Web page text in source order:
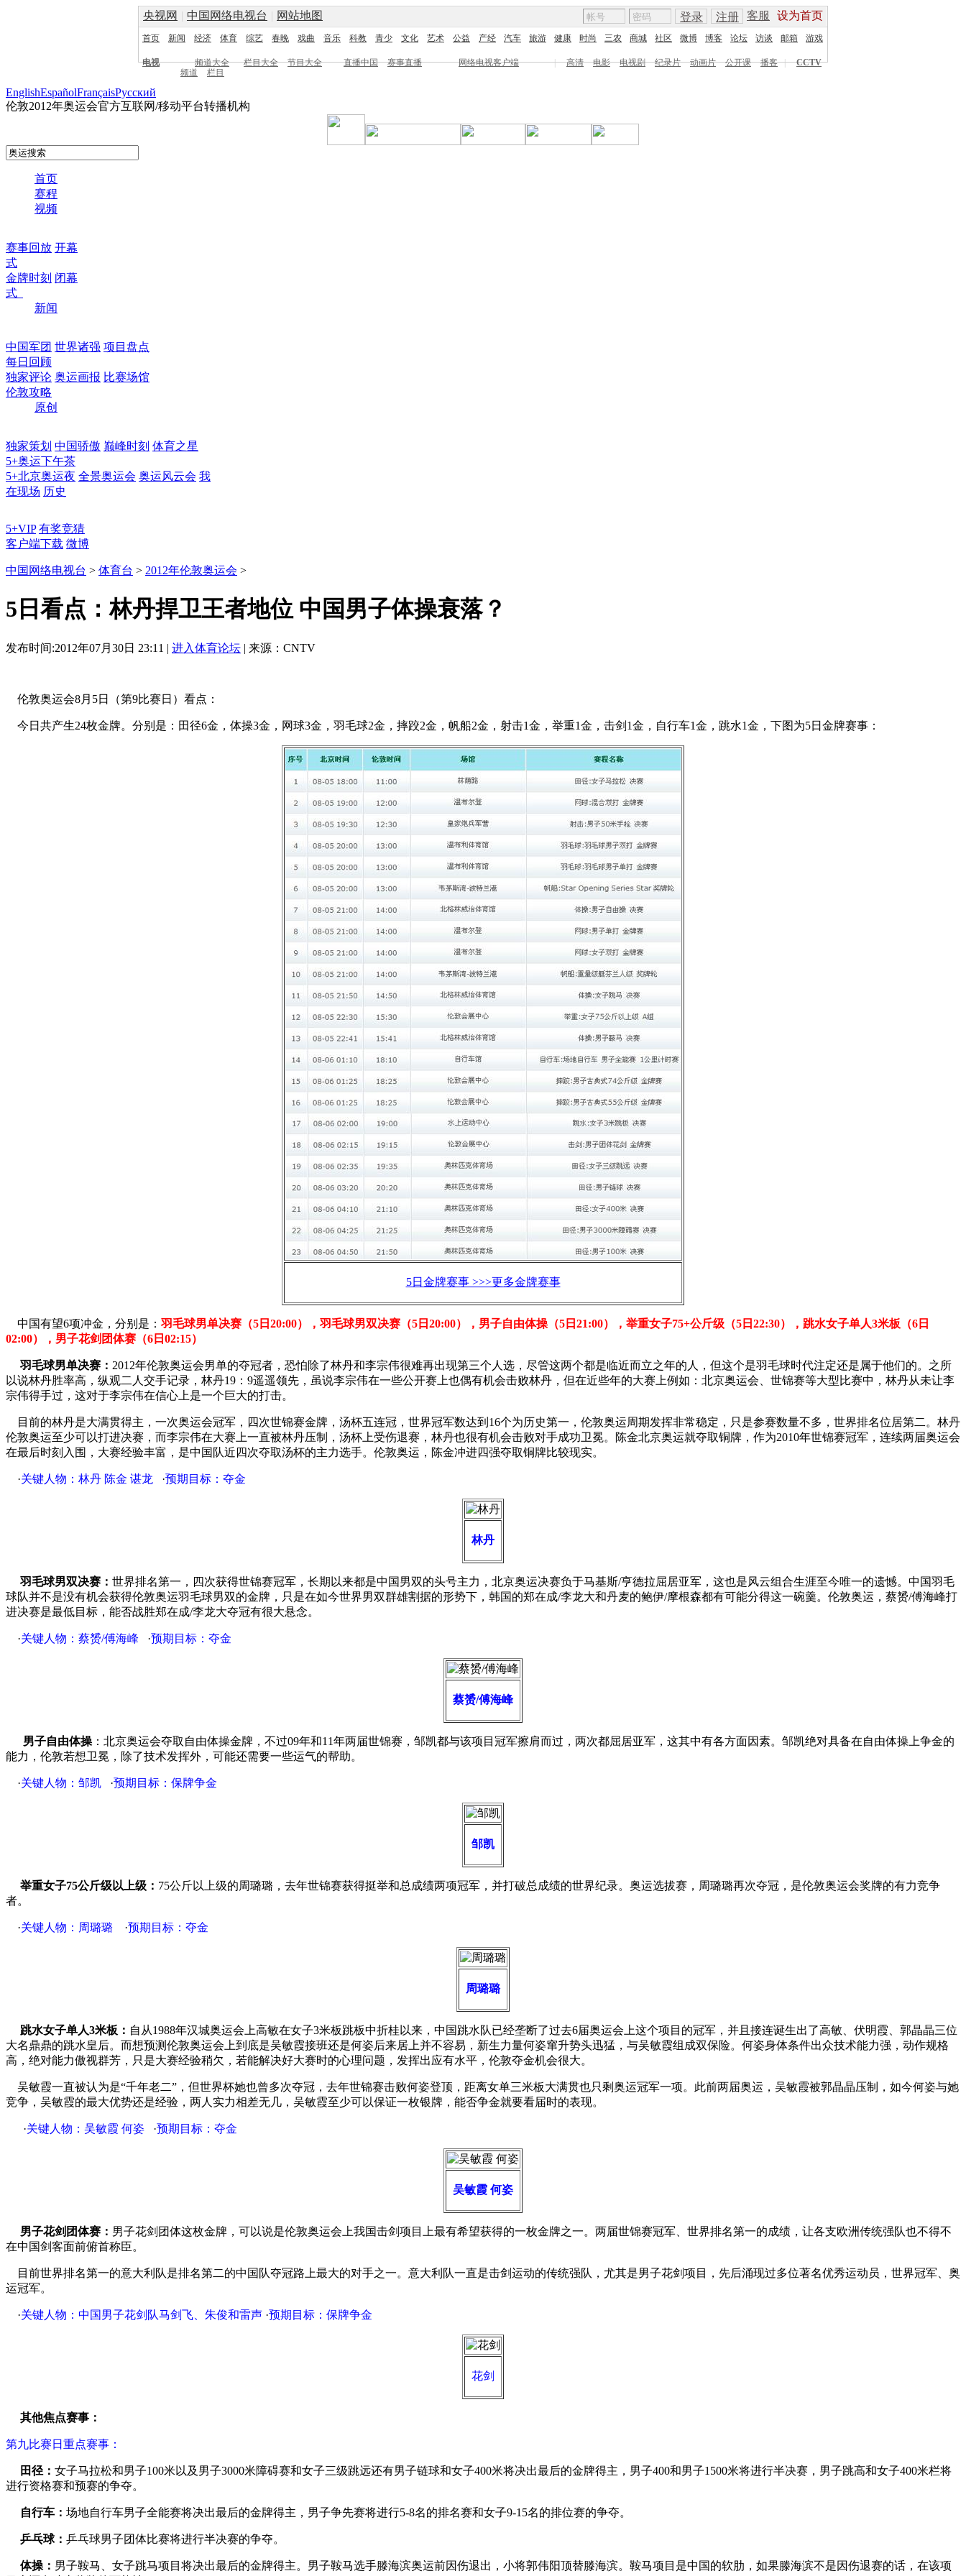
央视网 | 中国网络电视台 | 网站地图 客服 设为首页
登录 注册
首页 新闻 经济 体育 综艺 春晚 戏曲 音乐 科教 青少 文化 艺术 公益 产经 汽车 旅游 健康 时尚 三农 商城 社区 微博 博客 论坛 访谈 邮箱 游戏
电视 频道大全 栏目大全 节目大全 直播中国 赛事直播 网络电视客户端 | 高清 电影 电视剧 纪录片 动画片 公开课 播客 |
CCTV
频道
栏目
EnglishEspañolFrançaisPусский
伦敦2012年奥运会官方互联网/移动平台转播机构
首页
赛程
视频
赛事回放 开幕
式
金牌时刻 闭幕
式
新闻
中国军团 世界诸强 项目盘点
每日回顾
独家评论 奥运画报 比赛场馆
伦敦攻略
原创
独家策划 中国骄傲 巅峰时刻 体育之星
5+奥运下午茶
5+北京奥运夜 全景奥运会 奥运风云会 我
在现场 历史
5+VIP 有奖竞猜
客户端下载 微博
中国网络电视台 > 体育台 > 2012年伦敦奥运会 >
5日看点：林丹捍卫王者地位 中国男子体操衰落？
发布时间:2012年07月30日 23:11 | 进入体育论坛 | 来源：CNTV
伦敦奥运会8月5日（第9比赛日）看点：
今日共产生24枚金牌。分别是：田径6金，体操3金，网球3金，羽毛球2金，摔跤2金，帆船2金，射击1金，举重1金，击剑1金，自行车1金，跳水1金，下图为5日金牌赛事：
5日金牌赛事 >>>更多金牌赛事
中国有望6项冲金，分别是： 羽毛球男单决赛（5日20:00），羽毛球男双决赛（5日20:00），男子自由体操（5日21:00），举重女子75+公斤级（5日22:30），跳水女子单人3米板（6日
02:00），男子花剑团体赛（6日02:15）
羽毛球男单决赛： 2012年伦敦奥运会男单的夺冠者，恐怕除了林丹和李宗伟很难再出现第三个人选，尽管这两个都是临近而立之年的人，但这个是羽毛球时代注定还是属于他们的。之所
以说林丹胜率高，纵观二人交手记录，林丹19：9遥遥领先，虽说李宗伟在一些公开赛上也偶有机会击败林丹，但在近些年的大赛上例如：北京奥运会、世锦赛等大型比赛中，林丹从未让李
宗伟得手过，这对于李宗伟在信心上是一个巨大的打击。
目前的林丹是大满贯得主，一次奥运会冠军，四次世锦赛金牌，汤杯五连冠，世界冠军数达到16个为历史第一，伦敦奥运周期发挥非常稳定，只是参赛数量不多，世界排名位居第二。林丹
伦敦奥运至少可以打进决赛，而李宗伟在大赛上一直被林丹压制，汤杯上受伤退赛，林丹也很有机会击败对手成功卫冕。陈金北京奥运就夺取铜牌，作为2010年世锦赛冠军，连续两届奥运会
在最后时刻入围，大赛经验丰富，是中国队近四次夺取汤杯的主力选手。伦敦奥运，陈金冲进四强夺取铜牌比较现实。
·关键人物：林丹 陈金 谌龙 ·预期目标：夺金
林丹
羽毛球男双决赛： 世界排名第一，四次获得世锦赛冠军，长期以来都是中国男双的头号主力，北京奥运决赛负于马基斯/亨德拉屈居亚军，这也是风云组合生涯至今唯一的遗憾。中国羽毛
球队并不是没有机会获得伦敦奥运羽毛球男双的金牌，只是在如今世界男双群雄割据的形势下，韩国的郑在成/李龙大和丹麦的鲍伊/摩根森都有可能分得这一碗羹。伦敦奥运，蔡赟/傅海峰打
进决赛是最低目标，能否战胜郑在成/李龙大夺冠有很大悬念。
·关键人物：蔡赟/傅海峰 ·预期目标：夺金
蔡赟/傅海峰
男子自由体操 ：北京奥运会夺取自由体操金牌，不过09年和11年两届世锦赛，邹凯都与该项目冠军擦肩而过，两次都屈居亚军，这其中有各方面因素。邹凯绝对具备在自由体操上争金的
能力，伦敦若想卫冕，除了技术发挥外，可能还需要一些运气的帮助。
·关键人物：邹凯 ·预期目标：保牌争金
邹凯
举重女子75公斤级以上级： 75公斤以上级的周璐璐，去年世锦赛获得挺举和总成绩两项冠军，并打破总成绩的世界纪录。奥运选拔赛，周璐璐再次夺冠，是伦敦奥运会奖牌的有力竞争
者。
·关键人物：周璐璐 ·预期目标：夺金
周璐璐
跳水女子单人3米板： 自从1988年汉城奥运会上高敏在女子3米板跳板中折桂以来，中国跳水队已经垄断了过去6届奥运会上这个项目的冠军，并且接连诞生出了高敏、伏明霞、郭晶晶三位
大名鼎鼎的跳水皇后。而想预测伦敦奥运会上到底是吴敏霞接班还是何姿后来居上并不容易，新生力量何姿窜升势头迅猛，与吴敏霞组成双保险。何姿身体条件出众技术能力强，动作规格
高，绝对能力傲视群芳，只是大赛经验稍欠，若能解决好大赛时的心理问题，发挥出应有水平，伦敦夺金机会很大。
吴敏霞一直被认为是“千年老二”，但世界杯她也曾多次夺冠，去年世锦赛击败何姿登顶，距离女单三米板大满贯也只剩奥运冠军一项。此前两届奥运，吴敏霞被郭晶晶压制，如今何姿与她
竞争，吴敏霞的最大优势还是经验，两人实力相差无几，吴敏霞至少可以保证一枚银牌，能否争金就要看届时的表现。
·关键人物：吴敏霞 何姿 ·预期目标：夺金
吴敏霞 何姿
男子花剑团体赛： 男子花剑团体这枚金牌，可以说是伦敦奥运会上我国击剑项目上最有希望获得的一枚金牌之一。两届世锦赛冠军、世界排名第一的成绩，让各支欧洲传统强队也不得不
在中国剑客面前俯首称臣。
目前世界排名第一的意大利队是排名第二的中国队夺冠路上最大的对手之一。意大利队一直是击剑运动的传统强队，尤其是男子花剑项目，先后涌现过多位著名优秀运动员，世界冠军、奥
运冠军。
·关键人物：中国男子花剑队马剑飞、朱俊和雷声 ·预期目标：保牌争金
花剑
其他焦点赛事：
第九比赛日重点赛事：
田径： 女子马拉松和男子100米以及男子3000米障碍赛和女子三级跳远还有男子链球和女子400米将决出最后的金牌得主，男子400和男子1500米将进行半决赛，男子跳高和女子400米栏将
进行资格赛和预赛的争夺。
自行车： 场地自行车男子全能赛将决出最后的金牌得主，男子争先赛将进行5-8名的排名赛和女子9-15名的排位赛的争夺。
乒乓球： 乒乓球男子团体比赛将进行半决赛的争夺。
体操： 男子鞍马、女子跳马项目将决出最后的金牌得主。男子鞍马选手滕海滨奥运前因伤退出，小将郭伟阳顶替滕海滨。鞍马项目是中国的软肋，如果滕海滨不是因伤退赛的话，在该项